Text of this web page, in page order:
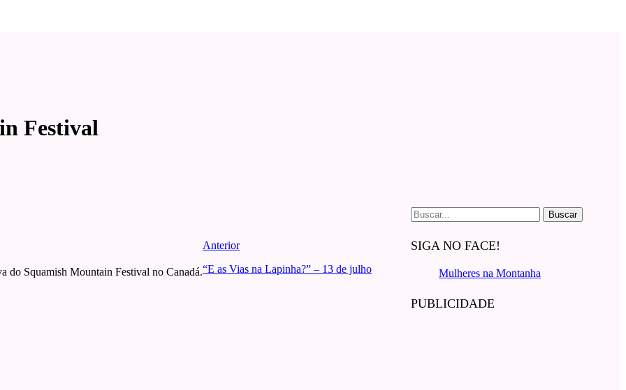
Festival
do Squamish Mountain Festival no Canadá.
Buscar
por:
SIGA NO FACE!
Mulheres na Montanha
PUBLICIDADE
Anterior
“E as Vias na Lapinha?” – 13 de julho